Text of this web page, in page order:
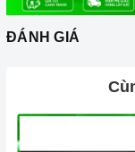
2. Một số lưu ý
Đối với những
Luôn lau chùi
ĐÁNH GIÁ